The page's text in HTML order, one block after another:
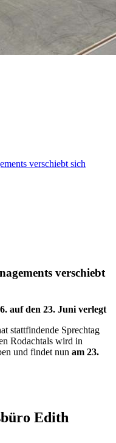
verschiebt sich
verschiebt
auf den 23. Juni verlegt
stattfindende Sprechtag
Rodachtals wird in
und findet nun am 23.
Edith